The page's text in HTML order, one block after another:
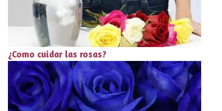
¿Como cuidar las rosas?